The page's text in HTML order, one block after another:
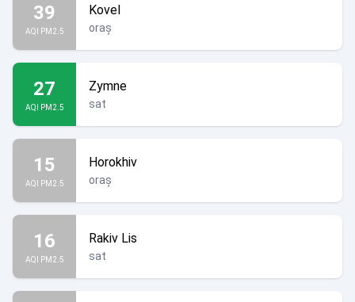
39
AQI PM2.5
Kovel
oraș
27
AQI PM2.5
Zymne
sat
15
AQI PM2.5
Horokhiv
oraș
16
AQI PM2.5
Rakiv Lis
sat